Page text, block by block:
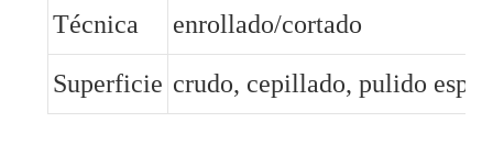
Técnica enrollado/cortado
Superficie crudo, cepillado, pulido